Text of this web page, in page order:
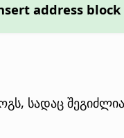
address block
სადაც